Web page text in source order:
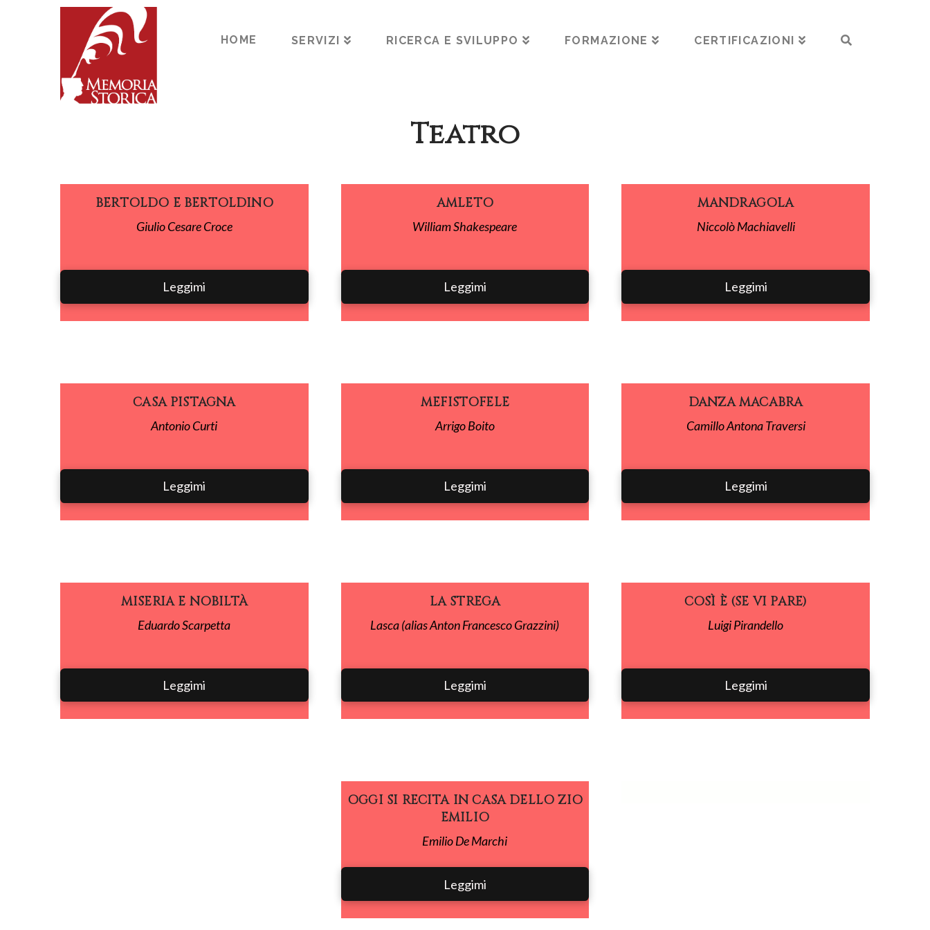
HOME SERVIZI RICERCA E SVILUPPO FORMAZIONE CERTIFICAZIONI
Teatro
BERTOLDO E BERTOLDINO
Giulio Cesare Croce
Leggimi
AMLETO
William Shakespeare
Leggimi
MANDRAGOLA
Niccolò Machiavelli
Leggimi
CASA PISTAGNA
Antonio Curti
Leggimi
MEFISTOFELE
Arrigo Boito
Leggimi
DANZA MACABRA
Camillo Antona Traversi
Leggimi
MISERIA E NOBILTÀ
Eduardo Scarpetta
Leggimi
LA STREGA
Lasca (alias Anton Francesco Grazzini)
Leggimi
COSÌ È (SE VI PARE)
Luigi Pirandello
Leggimi
OGGI SI RECITA IN CASA DELLO ZIO
EMILIO
Emilio De Marchi
Leggimi